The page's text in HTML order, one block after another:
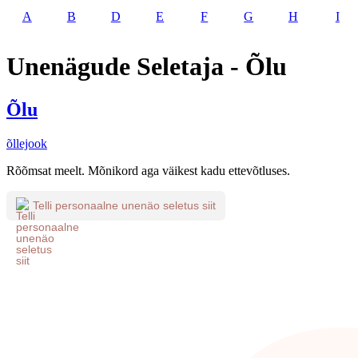
A B D E F G H I
Unenägude Seletaja - Õlu
Õlu
õllejook
Rõõmsat meelt. Mõnikord aga väikest kadu ettevõtluses.
Telli personaalne unenäo seletus siit